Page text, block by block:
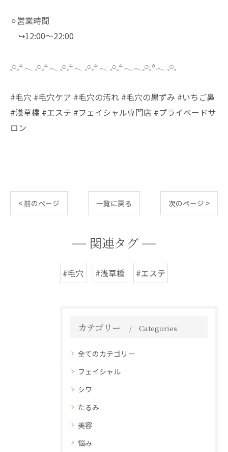
⚪︎営業時間
↪︎12:00～22:00
𓈒𓏸𓈒꙳𓂃 𓈒𓏸𓈒꙳𓂃 𓈒𓏸𓈒꙳𓂃 𓈒𓏸𓈒꙳𓂃 𓈒𓏸𓈒꙳𓂃𓂃𓈒𓏸𓈒꙳𓂃 𓈒𓏸𓈒
#毛穴 #毛穴ケア #毛穴の汚れ #毛穴の黒ずみ #いちご鼻
#浅草橋 #エステ #フェイシャル専門店 #プライベードサ
ロン
< 前のページ 一覧に戻る 次のページ >
関連タグ
#毛穴 #浅草橋 #エステ
カテゴリー Categories
全てのカテゴリー
フェイシャル
シワ
たるみ
美容
悩み